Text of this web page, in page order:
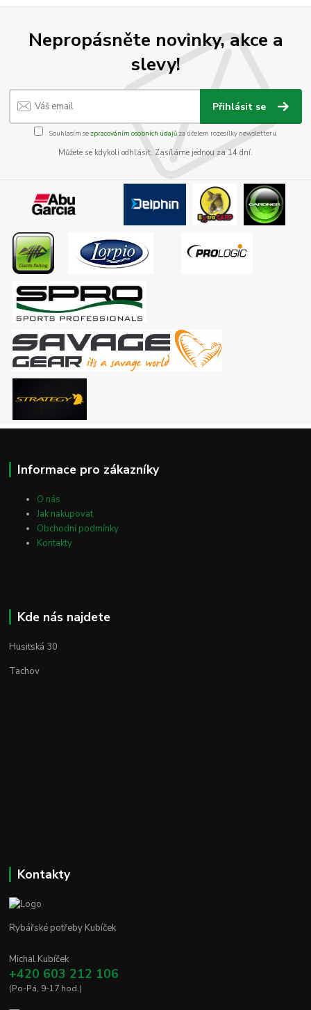
Nepropásněte novinky, akce a
slevy!
Přihlásit se
Souhlasím se zpracováním osobních údajůza účelem rozesílky newsletteru.
Můžete se kdykoli odhlásit. Zasíláme jednou za 14 dní.
Informace pro zákazníky
O nás
Jak nakupovat
Obchodní podmínky
Kontakty
Kde nás najdete
Husitská 30
Tachov
Kontakty
Rybářské potřeby Kubíček
Michal Kubíček
+420 603 212 106
(Po-Pá, 9-17 hod.)